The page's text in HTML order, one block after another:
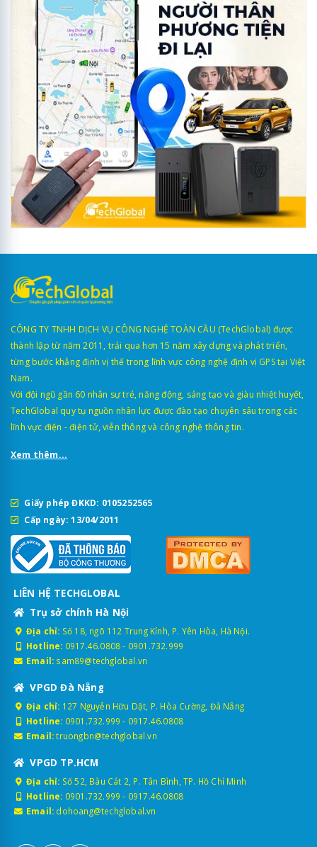
CÔNG TY TNHH DỊCH VỤ CÔNG NGHỆ TOÀN CẦU (TechGlobal) được
thành lập từ năm 2011, trải qua hơn 15 năm xây dựng và phát triển,
từng bước khẳng định vị thế trong lĩnh vực công nghệ định vị GPS tại Việt
Nam.
Với đội ngũ gần 60 nhân sự trẻ, năng động, sáng tạo và giàu nhiệt huyết,
TechGlobal quy tụ nguồn nhân lực được đào tạo chuyên sâu trong các
lĩnh vực điện - điện tử, viễn thông và công nghệ thông tin.
Xem thêm...
Giấy phép ĐKKD: 0105252565
Cấp ngày: 13/04/2011
LIÊN HỆ TECHGLOBAL
Trụ sở chính Hà Nội
Địa chỉ: Số 18, ngõ 112 Trung Kính, P. Yên Hòa, Hà Nội.
Hotline: 0917.46.0808- 0901.732.999
Email: sam89@techglobal.vn
VPGD Đà Nẵng
Địa chỉ: 127 Nguyễn Hữu Dật, P. Hòa Cường, Đà Nẵng
Hotline: 0901.732.999 - 0917.46.0808
Email: truongbn@techglobal.vn
VPGD TP.HCM
Địa chỉ: Số 52, Bàu Cát 2, P. Tân Bình, TP. Hồ Chí Minh
Hotline: 0901.732.999 - 0917.46.0808
Email: dohoang@techglobal.vn